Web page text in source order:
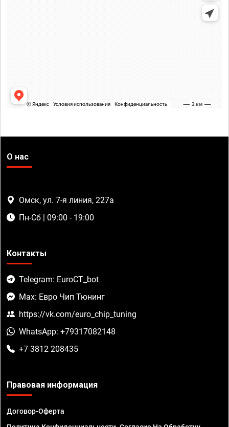
О нас
Омск, ул. 7-я линия, 227а
Пн-Сб | 09:00 - 19:00
Контакты
Telegram: EuroCT_bot
Max: Евро Чип Тюнинг
https://vk.com/euro_chip_tuning
WhatsApp: +79317082148
+7 3812 208435
Правовая информация
Договор-Оферта